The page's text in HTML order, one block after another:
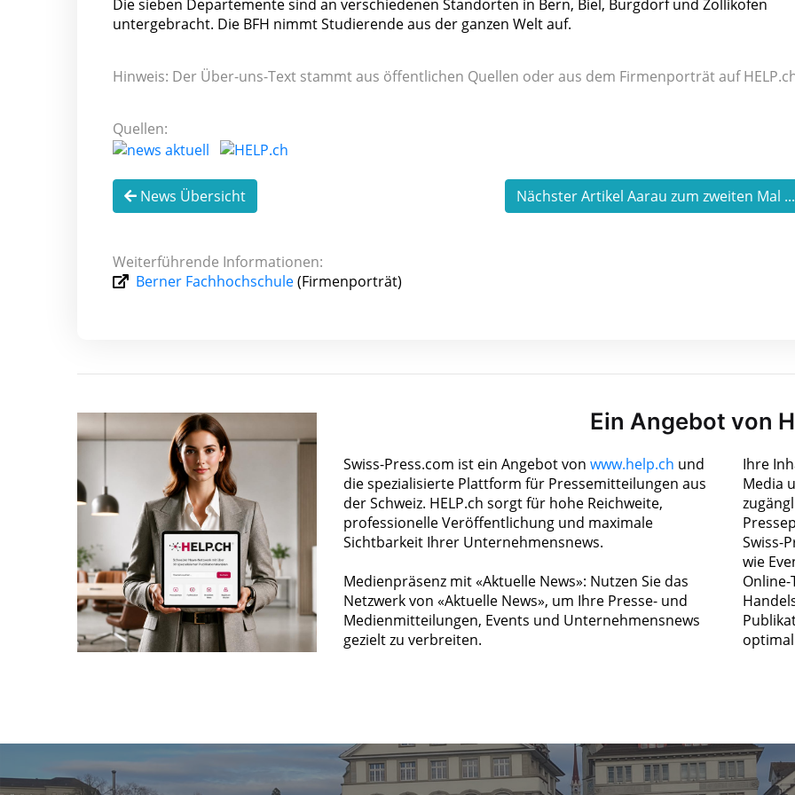
Die sieben Departemente sind an verschiedenen Standorten in Bern, Biel, Burgdorf und Zollikofen
untergebracht. Die BFH nimmt Studierende aus der ganzen Welt auf.
Hinweis: Der Über-uns-Text stammt aus öffentlichen Quellen oder aus dem Firmenporträt auf
Quellen:
News Übersicht Nächster Artikel Aarau zum zweiten Mal
Weiterführende Informationen:
Berner Fachhochschule(Firmenporträt)
Ein Angebot von
Swiss-Press.com ist ein Angebot von www.help.ch und
die spezialisierte Plattform für Pressemitteilungen aus
der Schweiz. HELP.ch sorgt für hohe Reichweite,
professionelle Veröffentlichung und maximale
Sichtbarkeit Ihrer Unternehmensnews.
Medienpräsenz mit «Aktuelle News»: Nutzen Sie das
Netzwerk von «Aktuelle News», um Ihre Presse- und
Medienmitteilungen, Events und Unternehmensnews
gezielt zu verbreiten.
Ihre
Media
Swiss-
wie